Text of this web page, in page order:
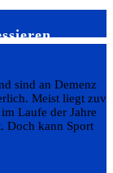
sind an Demenz
Meist liegt
Laufe der Jahre
Doch kann Sport